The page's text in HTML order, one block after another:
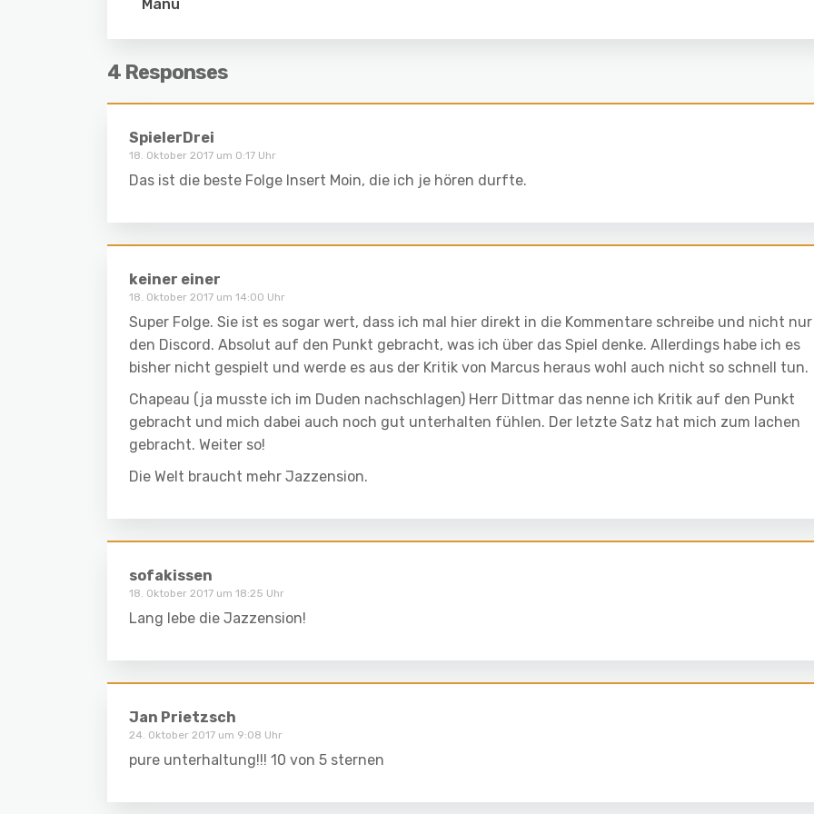
Manu
4 Responses
SpielerDrei
18. Oktober 2017 um 0:17 Uhr
Das ist die beste Folge Insert Moin, die ich je hören durfte.
keiner einer
18. Oktober 2017 um 14:00 Uhr
Super Folge. Sie ist es sogar wert, dass ich mal hier direkt in die Kommentare schreibe und nicht
den Discord. Absolut auf den Punkt gebracht, was ich über das Spiel denke. Allerdings habe ich es
bisher nicht gespielt und werde es aus der Kritik von Marcus heraus wohl auch nicht so schnell tun.
Cha­peau (ja musste ich im Duden nachschlagen) Herr Dittmar das nenne ich Kritik auf den Punkt
gebracht und mich dabei auch noch gut unterhalten fühlen. Der letzte Satz hat mich zum lachen
gebracht. Weiter so!
Die Welt braucht mehr Jazzension.
sofakissen
18. Oktober 2017 um 18:25 Uhr
Lang lebe die Jazzension!
Jan Prietzsch
24. Oktober 2017 um 9:08 Uhr
pure unterhaltung!!! 10 von 5 sternen